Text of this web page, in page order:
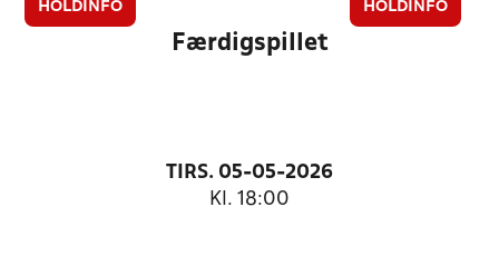
HOLDINFO HOLDINFO
Færdigspillet
TIRS. 05-05-2026
Kl. 18:00